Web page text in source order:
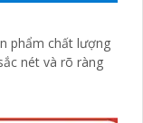
phẩm chất lượng
nét và rõ ràng